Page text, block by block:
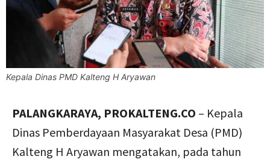
Kepala Dinas PMD Kalteng H Aryawan
PALANGKARAYA, PROKALTENG.CO – Kepala
Dinas Pemberdayaan Masyarakat Desa (PMD)
Kalteng H Aryawan mengatakan, pada tahun